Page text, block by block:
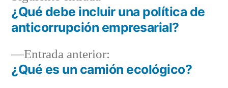
Navegación
entradas
Entrada anterior:
anterior:
¿Qué es un camión ecológico?
entrada:
¿Qué debe incluir una política de
anticorrupción empresarial?